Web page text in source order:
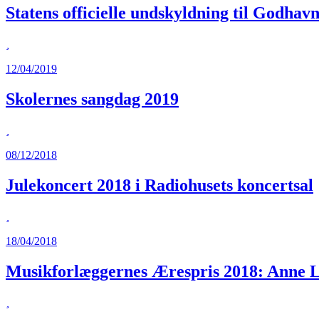
Statens officielle undskyldning til
12/04/2019
Skolernes sangdag 2019
08/12/2018
Julekoncert 2018 i Radiohusets koncertsal
18/04/2018
Musikforlæggernes Ærespris 2018: Anne